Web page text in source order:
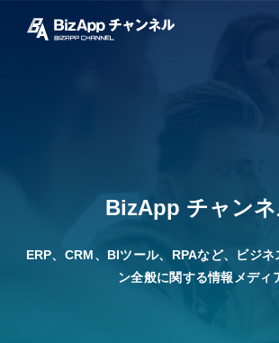
BizApp チャン
ERP、CRM、BIツール、RPAなど、ビジネ
ン全般に関する情報メディ